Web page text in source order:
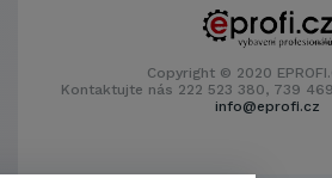
Copyright © 2020
Kontaktujte nás 222 523 380, 739
info@eprofi.cz